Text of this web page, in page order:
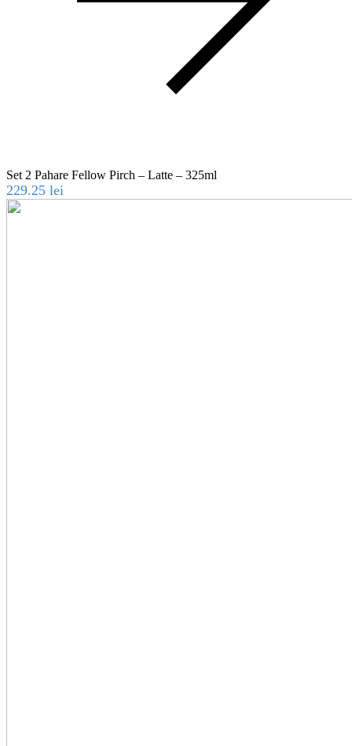
Set 2 Pahare Fellow Pirch – Latte – 325ml
229.25 lei